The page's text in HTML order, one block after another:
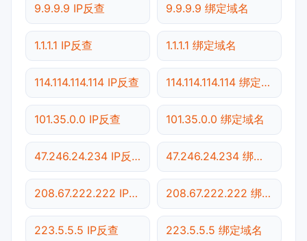
9.9.9.9 IP反查 9.9.9.9 绑定域名
1.1.1.1 IP反查 1.1.1.1 绑定域名
114.114.114.114 IP反查 114.114.114.114 绑定域名
101.35.0.0 IP反查 101.35.0.0 绑定域名
47.246.24.234 IP反查 47.246.24.234 绑定域名
208.67.222.222 IP反查 208.67.222.222 绑定域名
223.5.5.5 IP反查 223.5.5.5 绑定域名